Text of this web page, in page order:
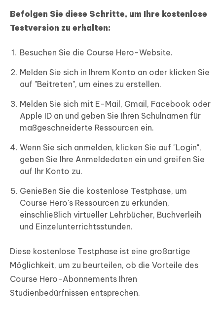
Befolgen Sie diese Schritte, um Ihre kostenlose
Testversion zu erhalten:
Besuchen Sie die Course Hero-Website.
Melden Sie sich in Ihrem Konto an oder klicken Sie
auf "Beitreten", um eines zu erstellen.
Melden Sie sich mit E-Mail, Gmail, Facebook oder
Apple ID an und geben Sie Ihren Schulnamen für
maßgeschneiderte Ressourcen ein.
Wenn Sie sich anmelden, klicken Sie auf "Login",
geben Sie Ihre Anmeldedaten ein und greifen Sie
auf Ihr Konto zu.
Genießen Sie die kostenlose Testphase, um
Course Hero's Ressourcen zu erkunden,
einschließlich virtueller Lehrbücher, Buchverleih
und Einzelunterrichtsstunden.
Diese kostenlose Testphase ist eine großartige
Möglichkeit, um zu beurteilen, ob die Vorteile des
Course Hero-Abonnements Ihren
Studienbedürfnissen entsprechen.